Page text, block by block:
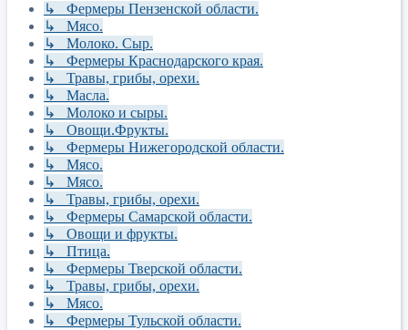
↳ Фермеры Пензенской области.
↳ Мясо.
↳ Молоко. Сыр.
↳ Фермеры Краснодарского края.
↳ Травы, грибы, орехи.
↳ Масла.
↳ Молоко и сыры.
↳ Овощи.Фрукты.
↳ Фермеры Нижегородской области.
↳ Мясо.
↳ Мясо.
↳ Травы, грибы, орехи.
↳ Фермеры Самарской области.
↳ Овощи и фрукты.
↳ Птица.
↳ Фермеры Тверской области.
↳ Травы, грибы, орехи.
↳ Мясо.
↳ Фермеры Тульской области.